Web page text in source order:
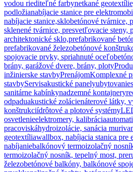
vodou riediteľné farbynetkané
podložianabíjacie stanice pre
nabíjacie stanice,sklobetónové tvárnice,
sklenené tvárnice, presvetľovacie steny,
architektonické sklo,prefabrikované
prefabrikované železobetónové
spojovacie prvky, spriahnuté
brány, garážové dvere, brány, ploty
inžinierske stavbyPrenájomKomplexné
stavbyServisakustické panelyubytovanie
sanitárne kabínkynadzemné kontajnery
odpaduakustické zolácienáterové látky,
konštrukciídrôtové a plotové systémy
osvetlenieelektromery, kalibrácia
pracoviskáhydroizolácie, sanácia muriva
geotextíliawallbox, nabíjacia stanica pre
nabíjaniebalkónový termoizolačný
termoizolačný nosník, tepelný most,
železobetónové balkóny, balkónové